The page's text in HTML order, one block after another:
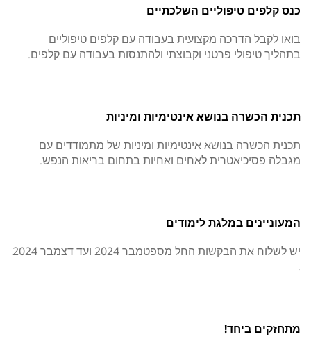
כנס קלפים טיפוליים השלכתיים
בואו לקבל הדרכה מקצועית בעבודה עם קלפים טיפוליים
בתהליך טיפולי פרטני וקבוצתי ולהתנסות בעבודה עם קלפים.
תכנית הכשרה בנושא אינטימיות ומיניות
תכנית הכשרה בנושא אינטימיות ומיניות של מתמודדים עם
מגבלה פסיכיאטרית לאחים ואחיות בתחום בריאות הנפש.
המעוניינים במלגת לימודים
יש לשלוח את הבקשות החל מספטמבר 2024 ועד דצמבר 2024
.
מתחזקים ביחד!